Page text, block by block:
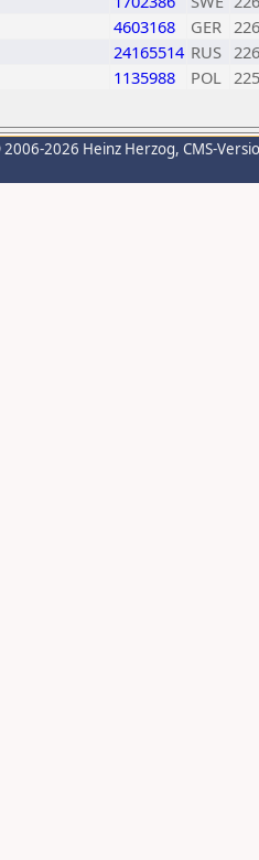
4603168 GER
24165514 RUS
1135988 POL
2026 Heinz Herzog, CMS-